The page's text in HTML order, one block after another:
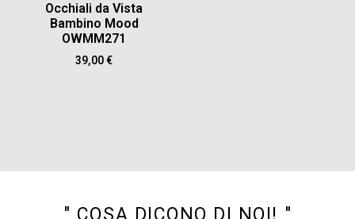
Occhiali da Vista
Bambino Mood
OWMM271
39,00€